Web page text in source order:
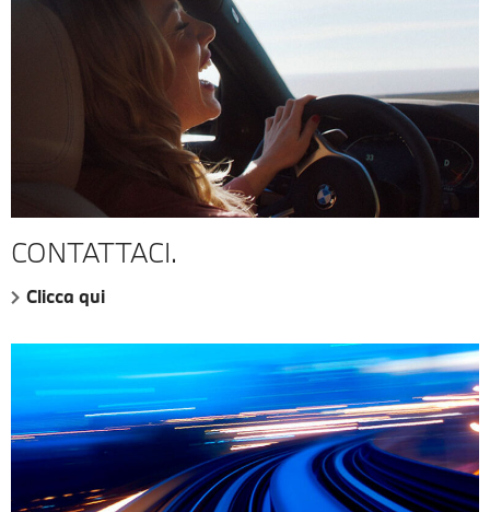
CONTATTACI.
Clicca qui